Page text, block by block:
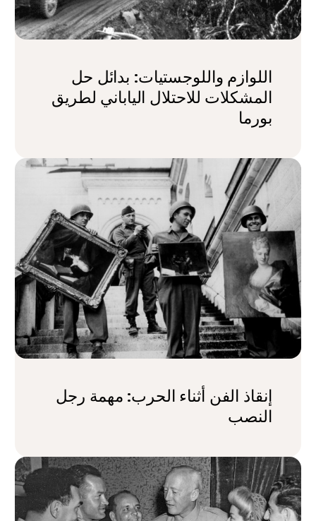
اللوازم واللوجستيات: بدائل حل
المشكلات للاحتلال الياباني لطريق
بورما
إنقاذ الفن أثناء الحرب: مهمة رجل
النصب